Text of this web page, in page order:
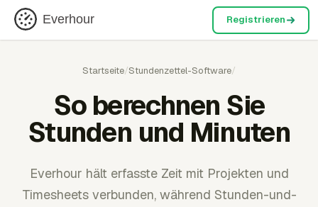
Everhour Registrieren
Startseite/Stundenzettel-Software/
So berechnen Sie
Stunden und Minuten
Everhour hält erfasste Zeit mit Projekten und
Timesheets verbunden, während Stunden-und-